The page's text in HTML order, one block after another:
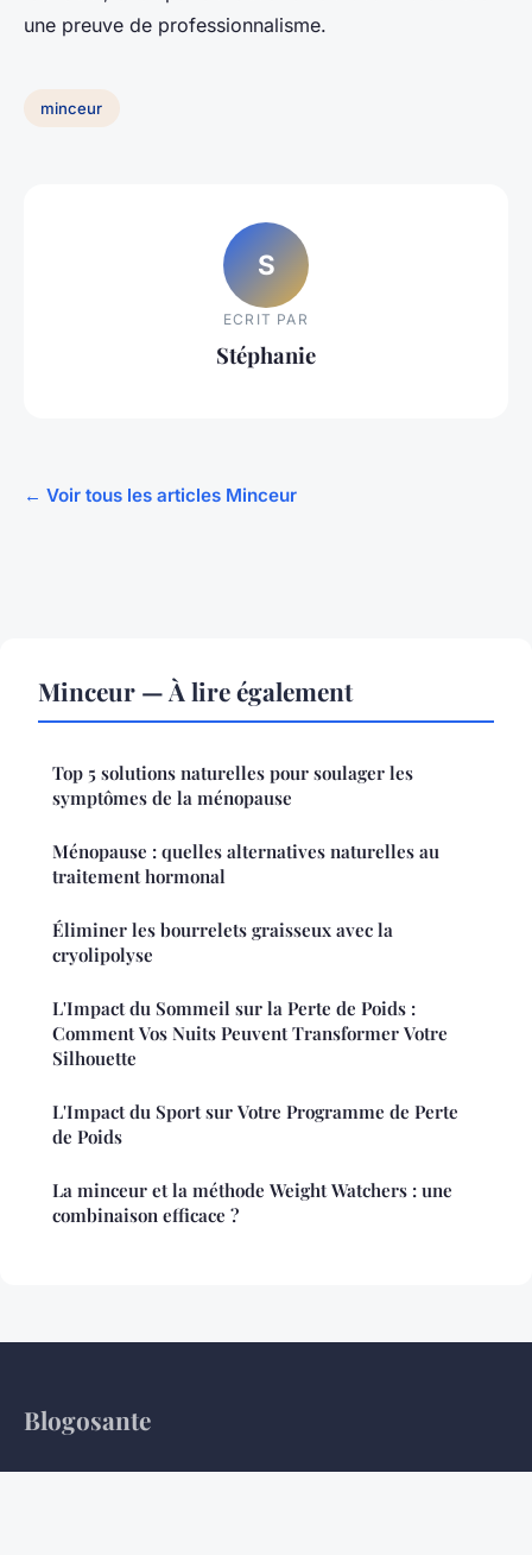
une preuve de professionnalisme.
minceur
S
ECRIT PAR
Stéphanie
← Voir tous les articles Minceur
Minceur — À lire également
Top 5 solutions naturelles pour soulager les
symptômes de la ménopause
Ménopause : quelles alternatives naturelles au
traitement hormonal
Éliminer les bourrelets graisseux avec la
cryolipolyse
L'Impact du Sommeil sur la Perte de Poids :
Comment Vos Nuits Peuvent Transformer Votre
Silhouette
L'Impact du Sport sur Votre Programme de Perte
de Poids
La minceur et la méthode Weight Watchers : une
combinaison efficace ?
Blogosante